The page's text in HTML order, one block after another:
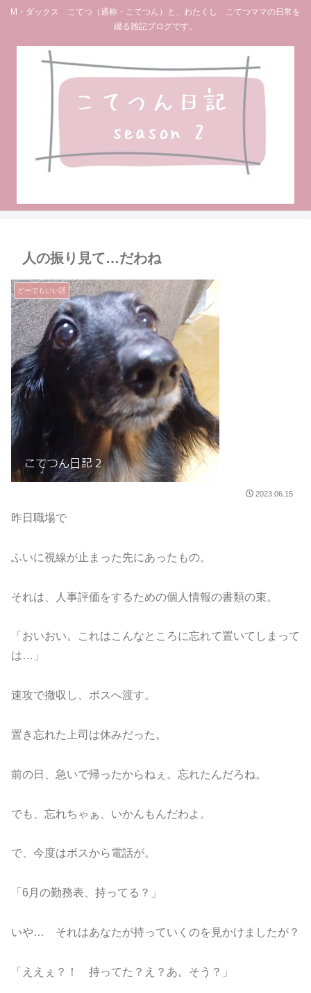
M・ダックス こてつ（通称・こてつん）と、わたくし こてつママの日常を
綴る雑記ブログです。
人の振り見て…だわね
どーでもいい話
2023.06.15
昨日職場で
ふいに視線が止まった先にあったもの。
それは、人事評価をするための個人情報の書類の束。
「おいおい。これはこんなところに忘れて置いてしまって
は…」
速攻で撤収し、ボスへ渡す。
置き忘れた上司は休みだった。
前の日、急いで帰ったからねぇ。忘れたんだろね。
でも、忘れちゃぁ、いかんもんだわよ。
で、今度はボスから電話が。
「6月の勤務表、持ってる？」
いや… それはあなたが持っていくのを見かけましたが？
「ええぇ？！ 持ってた？え？あ。そう？」